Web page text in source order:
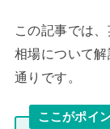
この記事では
相場について
通りです。
ここがポイ